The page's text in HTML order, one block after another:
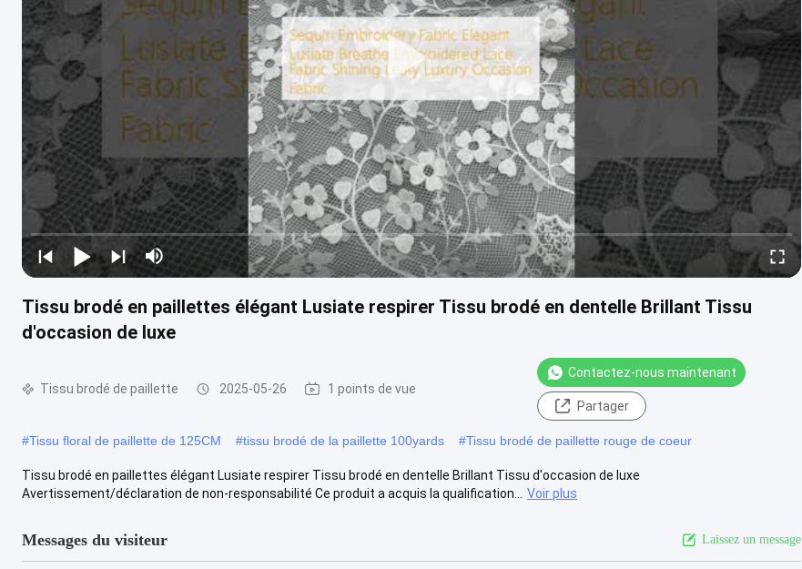
Tissu brodé en paillettes élégant Lusiate respirer Tissu brodé en dentelle Brillant Tissu
d'occasion de luxe
Tissu brodé de paillette 2025-05-26 1 points de vue
Contactez-nous maintenant
Partager
#Tissu floral de paillette de 125CM #tissu brodé de la paillette 100yards #Tissu brodé de paillette rouge de coeur
Tissu brodé en paillettes élégant Lusiate respirer Tissu brodé en dentelle Brillant Tissu d'occasion de luxe
Avertissement/déclaration de non-responsabilité Ce produit a acquis la qualification...
Voir plus
Messages du visiteur Laissez un message